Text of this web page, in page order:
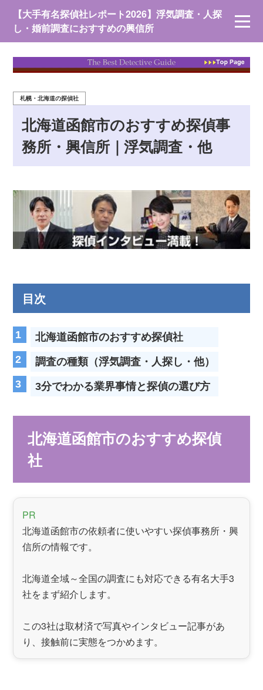
【大手有名探偵社レポート2026】浮気調査・人探
し・婚前調査におすすめの興信所
北海道函館市のおすすめ探偵事
務所・興信所｜浮気調査・他
札幌・北海道の探偵社
目次
北海道函館市のおすすめ探偵社
調査の種類（浮気調査・人探し・他）
3分でわかる業界事情と探偵の選び方
北海道函館市のおすすめ探偵
社
PR
北海道函館市の依頼者に使いやすい探偵事務所・興
信所の情報です。
北海道全域～全国の調査にも対応できる有名大手3
社をまず紹介します。
この3社は取材済で写真やインタビュー記事があ
り、接触前に実態をつかめます。